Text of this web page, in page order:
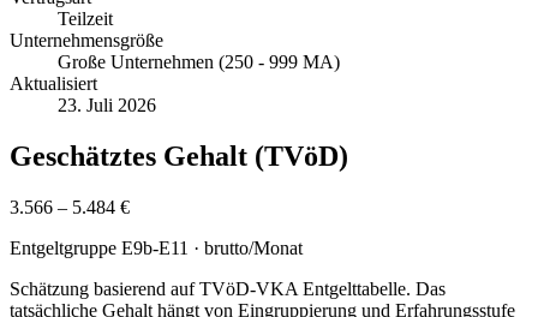
Teilzeit
Unternehmensgröße
Große Unternehmen (250 - 999 MA)
Aktualisiert
23. Juli 2026
Geschätztes Gehalt (TVöD)
3.566 – 5.484 €
Entgeltgruppe E9b-E11 · brutto/Monat
Schätzung basierend auf TVöD-VKA Entgelttabelle. Das
tatsächliche Gehalt hängt von Eingruppierung und Erfahrungsstufe